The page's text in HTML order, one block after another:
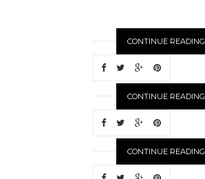
CONTINUE READING
CONTINUE READING
CONTINUE READING
N